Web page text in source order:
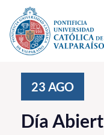
Click acá para ir
Investigación,
PUCV Internacional
23 AGO
Día